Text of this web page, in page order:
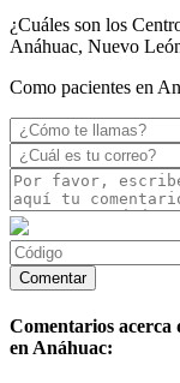
¿Cuáles son los
Anáhuac, Nuevo
Como pacientes en
Comentarios acerca
en Anáhuac: